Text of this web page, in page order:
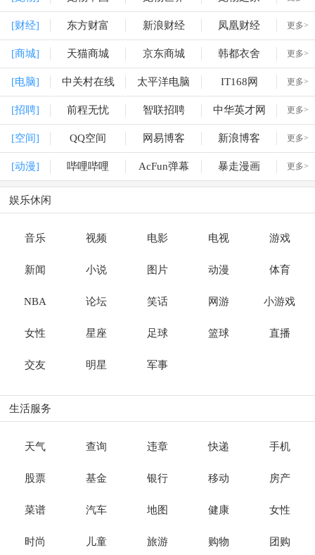
[财经] 东方财富 新浪财经 凤凰财经 更多>
[商城] 天猫商城 京东商城 韩都衣舍 更多>
[电脑] 中关村在线 太平洋电脑 IT168网 更多>
[招聘] 前程无忧 智联招聘 中华英才网 更多>
[空间] QQ空间 网易博客 新浪博客 更多>
[动漫] 哔哩哔哩 AcFun弹幕 暴走漫画 更多>
娱乐休闲
音乐 视频 电影 电视 游戏
新闻 小说 图片 动漫 体育
NBA 论坛 笑话 网游 小游戏
女性 星座 足球 篮球 直播
交友 明星 军事
生活服务
天气 查询 违章 快递 手机
股票 基金 银行 移动 房产
菜谱 汽车 地图 健康 女性
时尚 儿童 旅游 购物 团购